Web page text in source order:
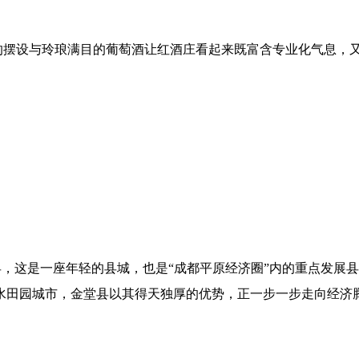
设与玲琅满目的葡萄酒让红酒庄看起来既富含专业化气息
这是一座年轻的县城，也是“成都平原经济圈”内的重点发展
园城市，金堂县以其得天独厚的优势，正一步一步走向经